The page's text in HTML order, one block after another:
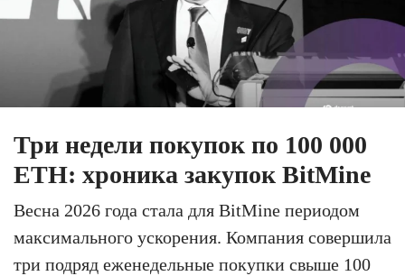
Три недели покупок по 100 000
ETH: хроника закупок BitMine
Весна 2026 года стала для BitMine периодом
максимального ускорения. Компания совершила
три подряд еженедельные покупки свыше 100